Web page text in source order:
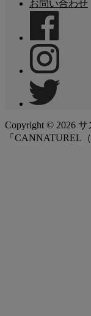
お問い合わせ
Copyright © 2026 サ
「CANNATUREL